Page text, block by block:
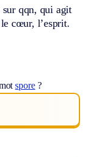
qqn, qui agit
cœur, l’esprit.
spore?